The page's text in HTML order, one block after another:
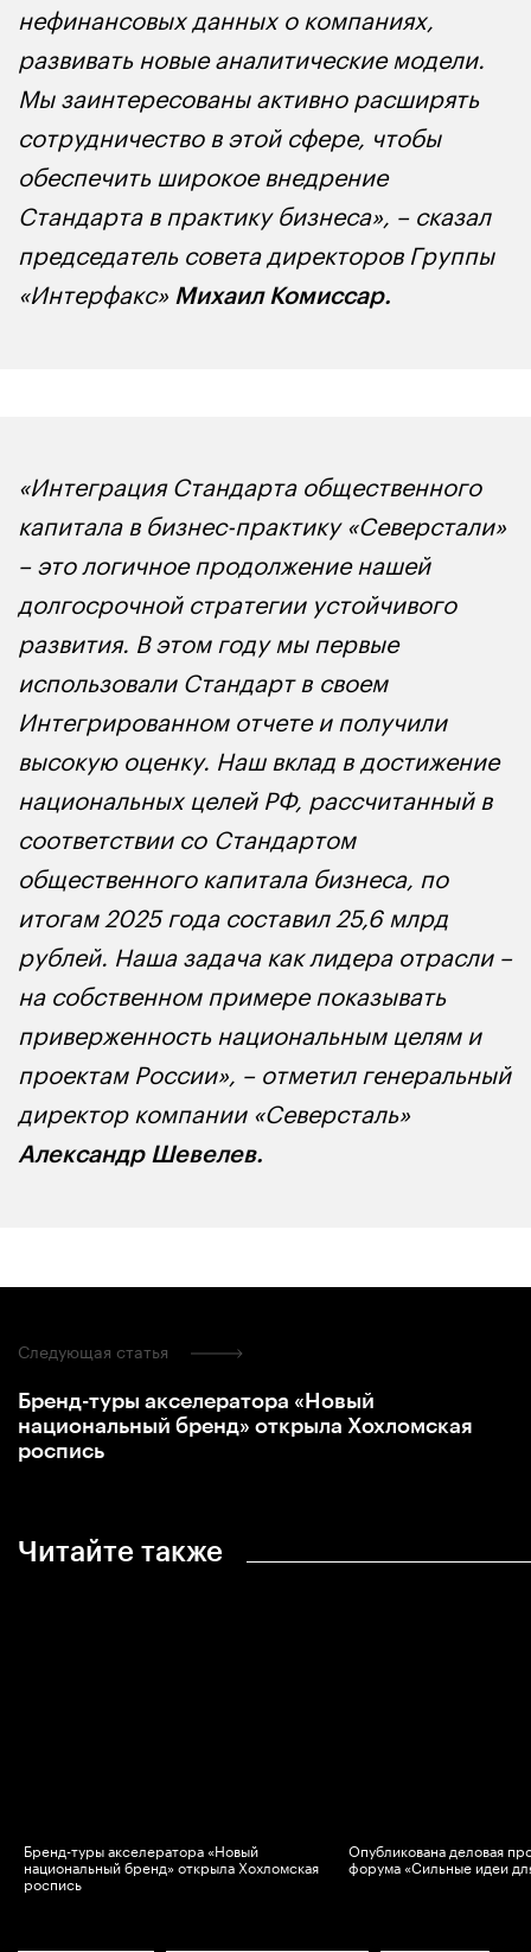
нефинансовых данных о компаниях,
развивать новые аналитические модели.
Мы заинтересованы активно расширять
сотрудничество в этой сфере, чтобы
обеспечить широкое внедрение
Стандарта в практику бизнеса», – сказал
председатель совета директоров Группы
«Интерфакс» Михаил Комиссар.
«Интеграция Стандарта общественного
капитала в бизнес-практику «Северстали»
– это логичное продолжение нашей
долгосрочной стратегии устойчивого
развития. В этом году мы первые
использовали Стандарт в своем
Интегрированном отчете и получили
высокую оценку. Наш вклад в достижение
национальных целей РФ, рассчитанный в
соответствии со Стандартом
общественного капитала бизнеса, по
итогам 2025 года составил 25,6 млрд
рублей. Наша задача как лидера отрасли –
на собственном примере показывать
приверженность национальным целям и
проектам России», – отметил генеральный
директор компании «Северсталь»
Александр Шевелев.
Читайте также
Бренд-туры акселератора «Новый
национальный бренд» открыла Хохломская
роспись
Опубликована деловая
форума «Сильные идеи
Следующая статья
Бренд-туры акселератора «Новый
национальный бренд» открыла Хохломская
роспись